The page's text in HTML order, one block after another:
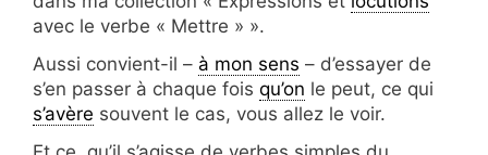
avec le verbe « Mettre » ».
Aussi convient-il – à mon sens – d’essayer de
s’en passer à chaque fois qu’on le peut, ce qui
s’avère souvent le cas, vous allez le voir.